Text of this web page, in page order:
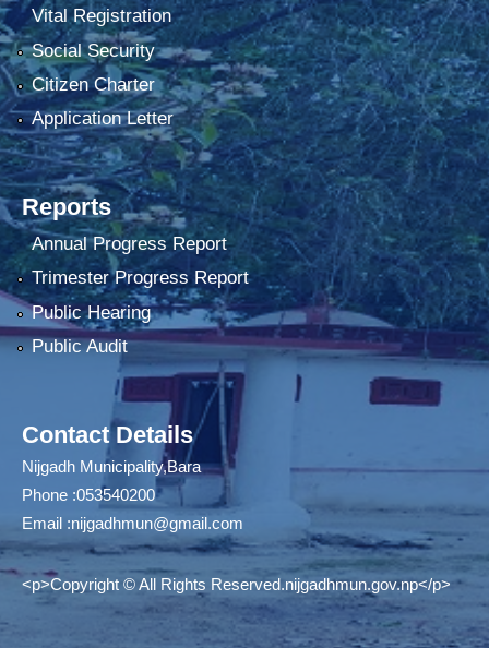
Vital Registration
Social Security
Citizen Charter
Application Letter
Reports
Annual Progress Report
Trimester Progress Report
Public Hearing
Public Audit
Contact Details
Nijgadh Municipality,Bara
Phone :053540200
Email :nijgadhmun@gmail.com
<p>Copyright © All Rights Reserved.nijgadhmun.gov.np</p>